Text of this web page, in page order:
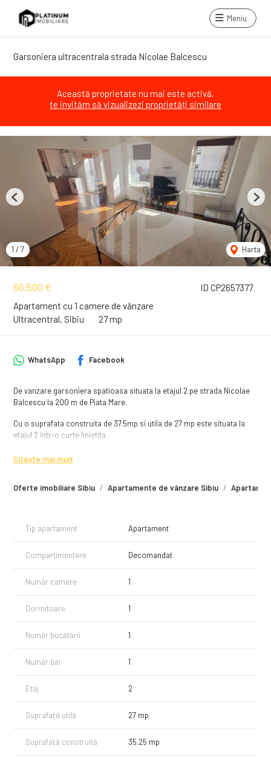
Meniu
Garsoniera ultracentrala strada Nicolae Balcescu
Această proprietate nu mai este activă,
te invităm să vizualizezi proprietăți similare
ID CP2657377
66,500 €
Apartament cu 1 camere de vânzare
Ultracentral, Sibiu
27 mp
1 / 7 Harta
Previous Next
Oferte imobiliare Sibiu Apartamente de vânzare Sibiu
WhatsApp Facebook
De vanzare garsoniera spatioasa situata la etajul 2 pe strada Nicolae
Balcescu la 200 m de Piata Mare.
Cu o suprafata construita de 37.5mp si utila de 27 mp este situata la
etajul 2 intr-o curte linistita .
Garsoniera este compusa din bucatarie complet mobilata si utilata,
Este o oportunitate de investitie atat pentru locuit cat si pentru chirie
Citește mai mult
Tip apartament Apartament
Compartimentare Decomandat
Număr camere 1
Dormitoare 1
Număr bucătării 1
Număr băi 1
Etaj 2
Suprafață utilă 27 mp
Suprafață construită 35.25 mp